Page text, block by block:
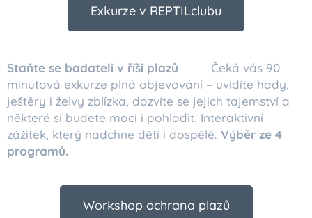
Exkurze v REPTILclubu
Staňte se badateli v říši plazů 🦎🐢 Čeká vás 90
minutová exkurze plná objevování – uvidíte hady,
ještěry i želvy zblízka, dozvíte se jejich tajemství a
některé si budete moci i pohladit. Interaktivní
zážitek, který nadchne děti i dospělé. Výběr ze 4
programů.
Workshop ochrana plazů